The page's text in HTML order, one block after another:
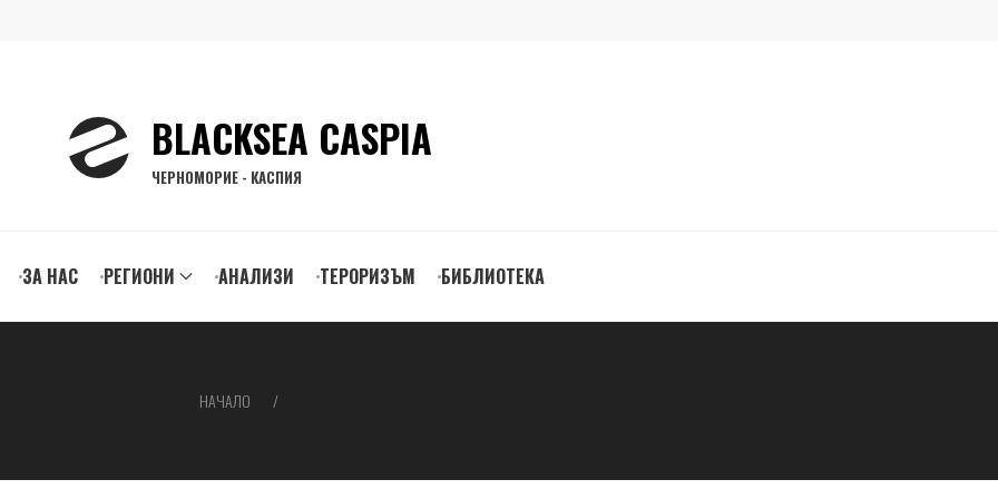
BLACKSEA CASPIA
ЧЕРНОМОРИЕ - КАСПИЯ
ЗА НАС РЕГИОНИ АНАЛИЗИ ТЕРОРИЗЪМ БИБЛИОТЕКА
НАЧАЛО